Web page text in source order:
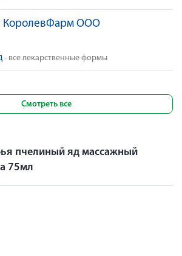
КоролевФарм ООО
- все лекарственные формы
Смотреть все
пчелиный яд массажный
75мл